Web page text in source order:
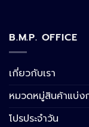
B.M.P. OFFICE
เกี่ยวกับเรา
หมวดหมู่สินค้าแบ่ง
โปรประจำวัน